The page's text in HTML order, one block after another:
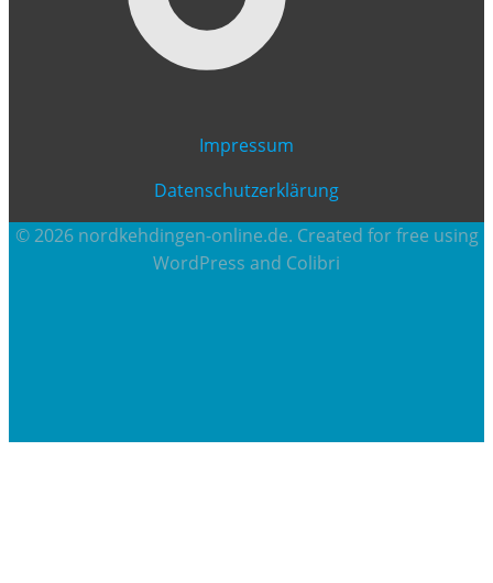
Impressum
Datenschutzerklärung
© 2026 nordkehdingen-online.de. Created for free using
WordPress and Colibri